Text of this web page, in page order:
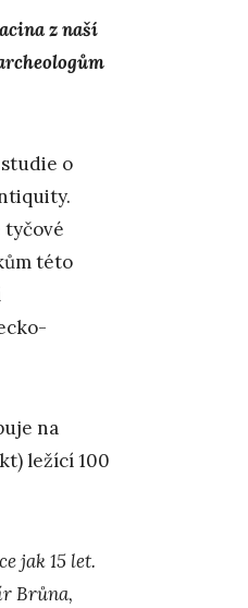
z naší
o
této
na
ležící 100
jak 15 let.
Brůna,